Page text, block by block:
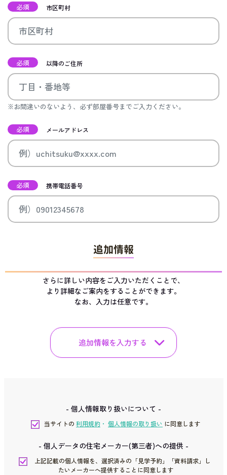
必須 市区町村
必須 以降のご住所
※お間違いのないよう、必ず部屋番号までご入力ください。
必須 メールアドレス
必須 携帯電話番号
追加情報
さらに詳しい内容をご入力いただくことで、
より詳細なご案内をすることができます。
なお、入力は任意です。
追加情報を入力する
- 個人情報取り扱いについて -
当サイトの 利用規約 ・ 個人情報の取り扱い に同意します
- 個人データの住宅メーカー(第三者)への提供 -
上記記載の個人情報を、選択済みの「見学予約」「資料請求」し
たいメーカーへ提供することに同意します